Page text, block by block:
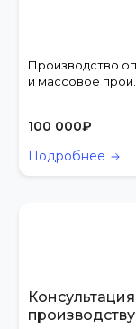
Производство
и массовое прои..
100 000₽
Подробнее